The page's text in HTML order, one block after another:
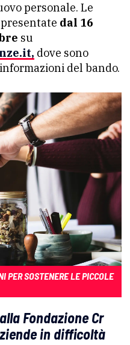
personale. Le
dal 16
su
dove sono
del bando.
PER SOSTENERE LE PICCOLE
Fondazione Cr
in difficoltà